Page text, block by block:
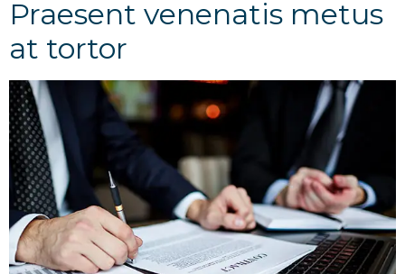
Praesent venenatis metus
at tortor